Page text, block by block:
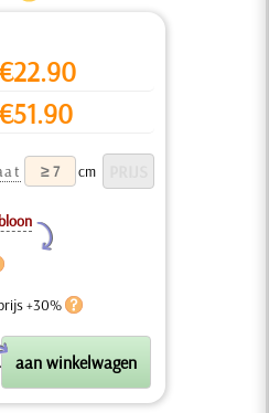
€22.90
€51.90
cm
Y
+30%